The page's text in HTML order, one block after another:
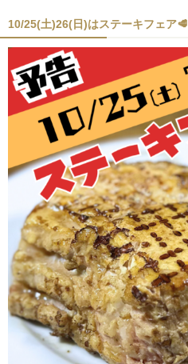
10/25(土)26(日)はステーキフェア🥩